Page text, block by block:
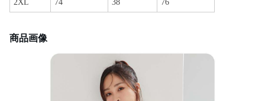
2XL 74 38 76
商品画像